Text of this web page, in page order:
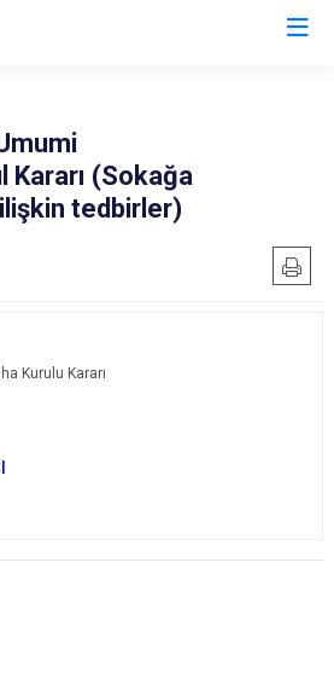
Kararı (Sokağa
tedbirler)
Kurulu Kararı